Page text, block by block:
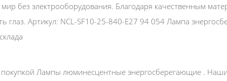
без электрооборудования. Благодаря качественным
глаз. Артикул: NCL-SF10-25-840-Е27 94 054 Лампа
Лампы люминесцентные энергосберегающие .